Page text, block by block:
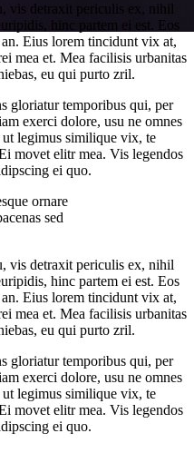
vis detraxit periculis ex, nihil
hinc partem ei est. Eos
Eius lorem tincidunt vix at,
mea et. Mea facilisis urbanitas
eu qui purto zril.
gloriatur temporibus qui, per
exerci dolore, usu ne omnes
legimus similique vix, te
movet elitr mea. Vis legendos
ei quo.
ornare
sed
vis detraxit periculis ex, nihil
hinc partem ei est. Eos
Eius lorem tincidunt vix at,
mea et. Mea facilisis urbanitas
eu qui purto zril.
gloriatur temporibus qui, per
exerci dolore, usu ne omnes
legimus similique vix, te
movet elitr mea. Vis legendos
ei quo.